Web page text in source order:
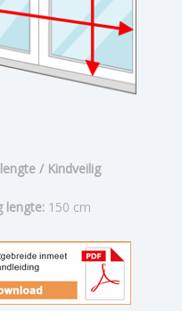
/ Kindveilig
lengte: 150 cm